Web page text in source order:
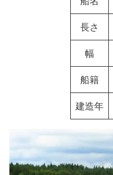
長さ
幅
船籍
建造年